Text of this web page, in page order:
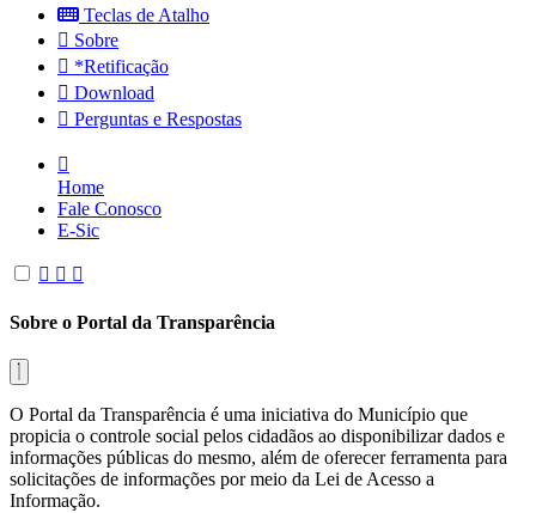
Teclas de Atalho
Sobre
*Retificação
Download
Perguntas e Respostas
Home
Fale Conosco
E-Sic
Sobre o Portal da Transparência
O Portal da Transparência é uma iniciativa do Município que
propicia o controle social pelos cidadãos ao disponibilizar dados e
informações públicas do mesmo, além de oferecer ferramenta para
solicitações de informações por meio da Lei de Acesso a
Informação.